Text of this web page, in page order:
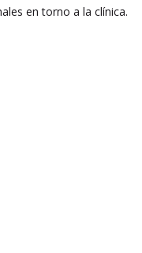
en torno a la clínica.